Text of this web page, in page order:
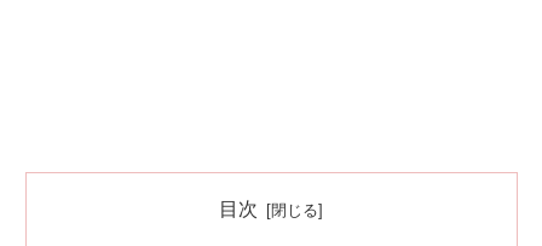
目次